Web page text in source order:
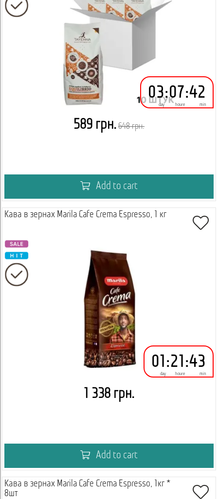
03
day
:07
houre
:42
min
589 грн. 648 грн.
Add to cart
Кава в зернах Marila Cafe Crema Espresso, 1 кг
01
day
:21
houre
:43
min
1 338 грн.
Add to cart
Кава в зернах Marila Cafe Crema Espresso, 1кг *
8шт